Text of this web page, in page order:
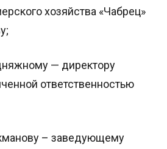
хозяйства «Чабрец»
— директору
ответственностью
– заведующему